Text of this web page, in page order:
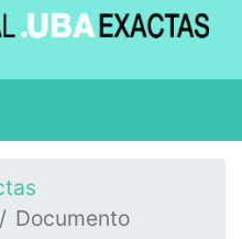
Documento